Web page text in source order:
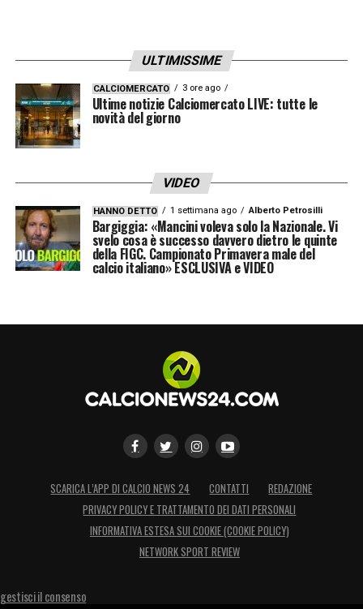
ULTIMISSIME
CALCIOMERCATO 3 ore ago
Ultime notizie Calciomercato LIVE: tutte le
novità del giorno
VIDEO
HANNO DETTO 1 settimana ago Alberto Petrosilli
Bargiggia: «Mancini voleva solo la Nazionale. Vi
svelo cosa è successo davvero dietro le quinte
della FIGC. Campionato Primavera male del
calcio italiano» ESCLUSIVA e VIDEO
SCARICA L’APP DI CALCIO NEWS 24 CONTATTI
REDAZIONE
PRIVACY POLICY E TRATTAMENTO DEI DATI PERSONALI
INFORMATIVA ESTESA SUI COOKIE (COOKIE POLICY)
NETWORK SPORT REVIEW
gestisci il consenso